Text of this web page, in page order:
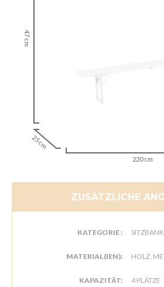
47 cm
25 cm
220 cm
ZUSÄTZLICHE
KATEGORIE : SITZBANK
MATERIAL(IEN): HOLZ,
KAPAZITÄT: 4 PLÄTZE